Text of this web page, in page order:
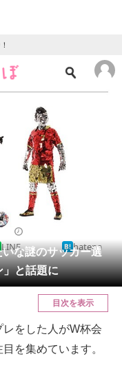
な謎のサッカー選
と話題に
LINE hatena
目次を表示
をした人がW杯会
を集めています。